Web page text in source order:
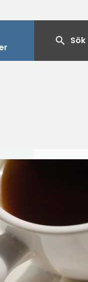
search Sök